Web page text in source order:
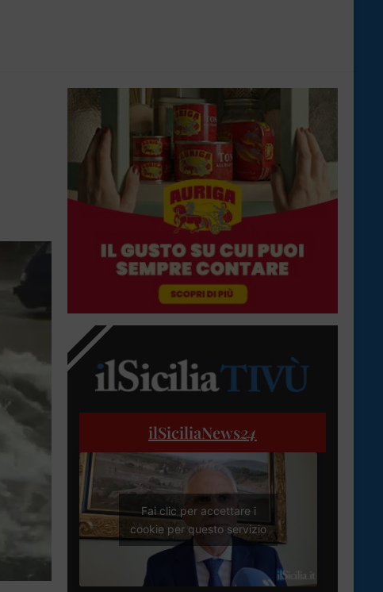
ilSiciliaNews24
Fai clic per accettare i
cookie per questo servizio